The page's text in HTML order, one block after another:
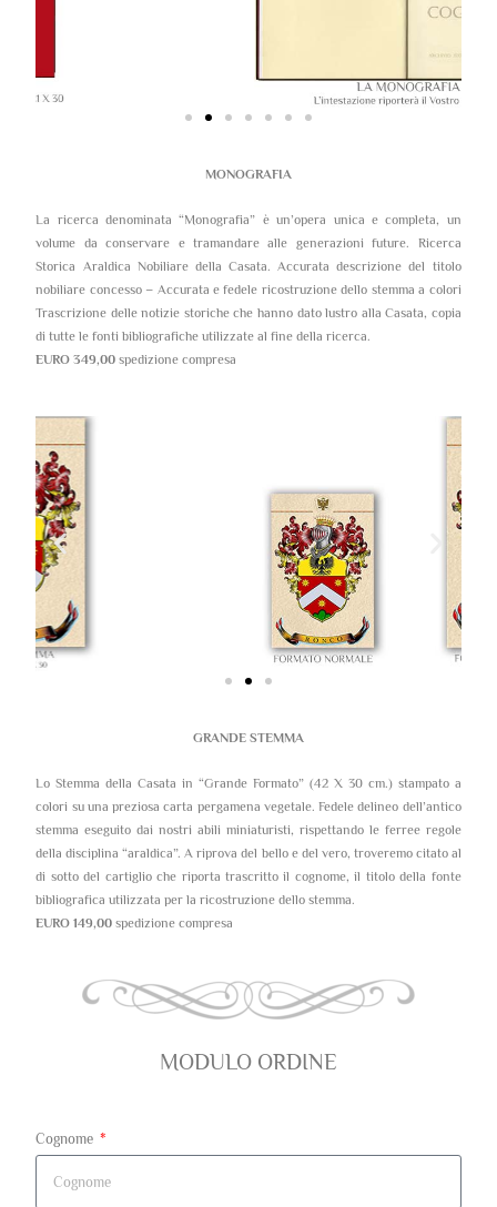
MONOGRAFIA
La ricerca denominata “Monografia” è un’opera unica e completa, un
volume da conservare e tramandare alle generazioni future. Ricerca
Storica Araldica Nobiliare della Casata. Accurata descrizione del titolo
nobiliare concesso – Accurata e fedele ricostruzione dello stemma a colori
Trascrizione delle notizie storiche che hanno dato lustro alla Casata, copia
di tutte le fonti bibliografiche utilizzate al fine della ricerca.
EURO 349,00 spedizione compresa
GRANDE STEMMA
Lo Stemma della Casata in “Grande Formato” (42 X 30 cm.) stampato a
colori su una preziosa carta pergamena vegetale. Fedele delineo dell’antico
stemma eseguito dai nostri abili miniaturisti, rispettando le ferree regole
della disciplina “araldica”. A riprova del bello e del vero, troveremo citato al
di sotto del cartiglio che riporta trascritto il cognome, il titolo della fonte
bibliografica utilizzata per la ricostruzione dello stemma.
EURO 149,00 spedizione compresa
MODULO ORDINE
Cognome